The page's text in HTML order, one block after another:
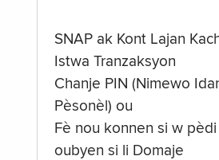
SNAP ak Kont Lajan
Istwa Tranzaksyon
Chanje PIN (Nimewo
Pèsonèl) ou
Fè nou konnen si w pèdi
oubyen si li Domaje